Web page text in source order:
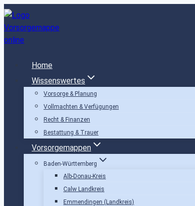
Zum
Inhalt
springen
Home
Wissenswertes
Vorsorge & Planung
Vollmachten & Verfügungen
Recht & Finanzen
Bestattung & Trauer
Vorsorgemappen
Baden-Württemberg
Alb-Donau-Kreis
Calw Landkreis
Emmendingen (Landkreis)